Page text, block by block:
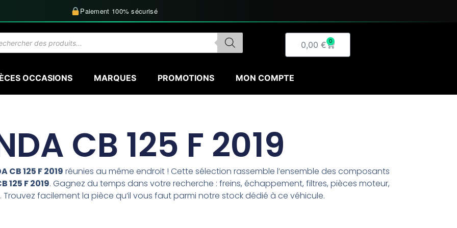
Paiement 100% sécurisé
0,00 € 0
Panier
OCCASIONS MARQUES PROMOTIONS MON COMPTE
CB 125 F 2019
CB 125 F 2019 réunies au même endroit ! Cette sélection rassemble l’ensemble des composants
125 F 2019. Gagnez du temps dans votre recherche : freins, échappement, filtres, pièces moteur,
Trouvez facilement la pièce qu’il vous faut parmi notre stock dédié à ce véhicule.